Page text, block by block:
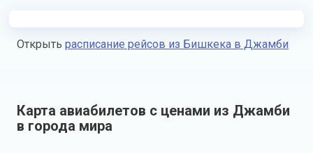
Открыть расписание рейсов из Бишкека в Джамби
Карта авиабилетов с ценами из Джамби
в города мира